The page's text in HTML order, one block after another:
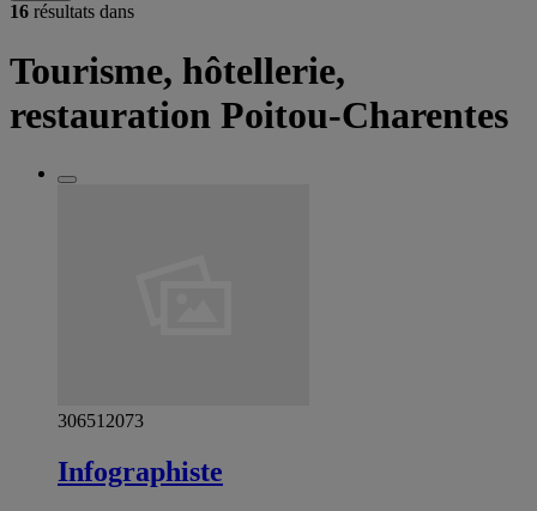
16 résultats dans
Tourisme, hôtellerie,
restauration Poitou-Charentes
306512073
Infographiste